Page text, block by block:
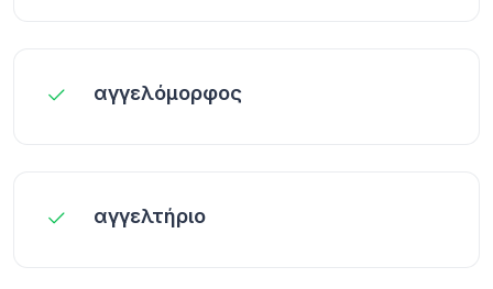
αγγελόμορφος
αγγελτήριο